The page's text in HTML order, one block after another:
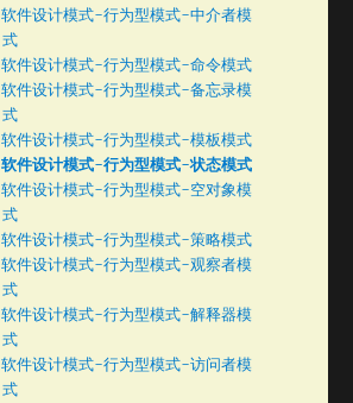
软件设计模式-行为型模式-中介者模
式
软件设计模式-行为型模式-命令模式
软件设计模式-行为型模式-备忘录模
式
软件设计模式-行为型模式-模板模式
软件设计模式-行为型模式-状态模式
软件设计模式-行为型模式-空对象模
式
软件设计模式-行为型模式-策略模式
软件设计模式-行为型模式-观察者模
式
软件设计模式-行为型模式-解释器模
式
软件设计模式-行为型模式-访问者模
式